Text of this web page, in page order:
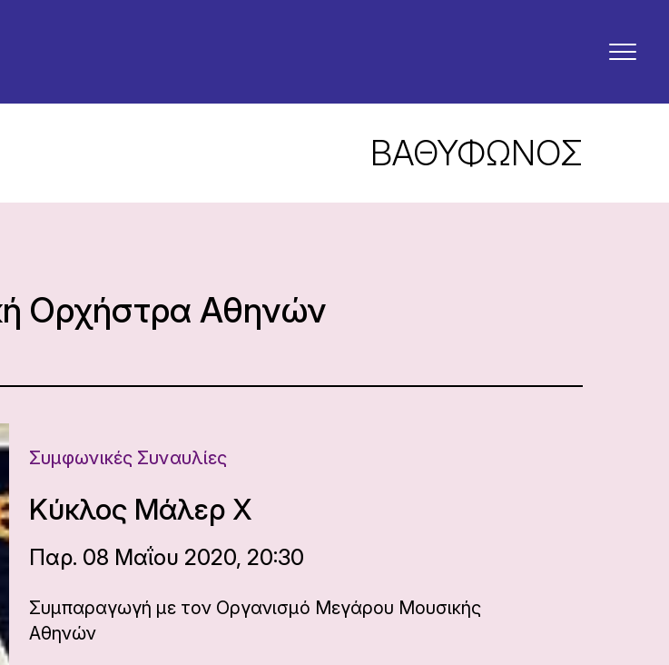
ΒΑΘΥΦΩΝΟΣ
Ορχήστρα Αθηνών
Συμφωνικές Συναυλίες
Κύκλος Μάλερ Χ
Παρ. 08 Μαΐου 2020, 20:30
Συμπαραγωγή με τον Οργανισμό Μεγάρου Μουσικής
Αθηνών